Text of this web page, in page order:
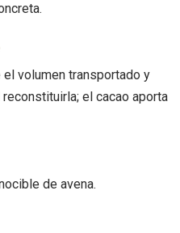
volumen transportado y
el cacao aporta
de avena.